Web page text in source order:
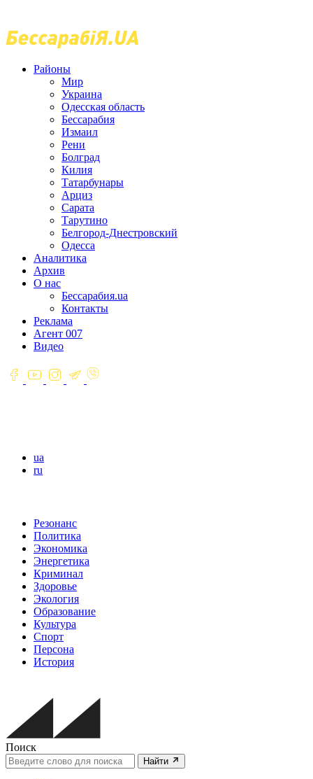
Районы
Мир
Украина
Одесская область
Бессарабия
Измаил
Рени
Болград
Килия
Татарбунары
Арциз
Сарата
Тарутино
Белгород-Днестровский
Одесса
Аналитика
Архив
О нас
Бессарабия.ua
Контакты
Реклама
Агент 007
Видео
ua
ru
Резонанс
Политика
Экономика
Энергетика
Криминал
Здоровье
Экология
Образование
Культура
Спорт
Персона
История
Поиск
Найти